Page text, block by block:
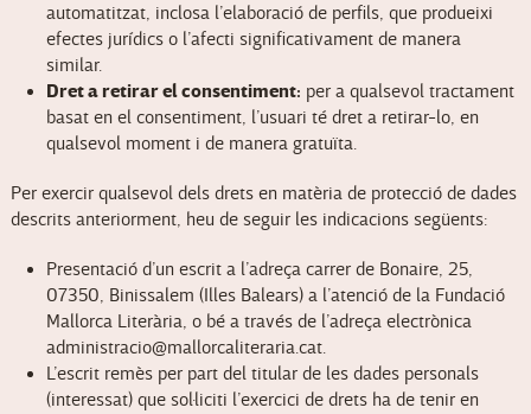
automatitzat, inclosa l’elaboració de perfils, que produeixi
efectes jurídics o l’afecti significativament de manera
similar.
Dret a retirar el consentiment: per a qualsevol tractament
basat en el consentiment, l’usuari té dret a retirar-lo, en
qualsevol moment i de manera gratuïta.
Per exercir qualsevol dels drets en matèria de protecció de dades
descrits anteriorment, heu de seguir les indicacions següents:
Presentació d’un escrit a l’adreça carrer de Bonaire, 25,
07350, Binissalem (Illes Balears) a l’atenció de la Fundació
Mallorca Literària, o bé a través de l’adreça electrònica
administracio@mallorcaliteraria.cat.
L’escrit remès per part del titular de les dades personals
(interessat) que sol·liciti l’exercici de drets ha de tenir en